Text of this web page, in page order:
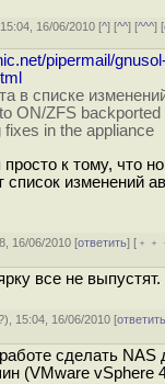
16/06/2010 [^] [^^] [^^^] [
pipermail/
в списке
ON/ZFS backported
fixes in the appliance
к тому, что
изменений
16/06/2010 [ответить] [
все не выпустят.
), 15:04, 16/06/2010 [
сделать NAS
(VMware vSphere